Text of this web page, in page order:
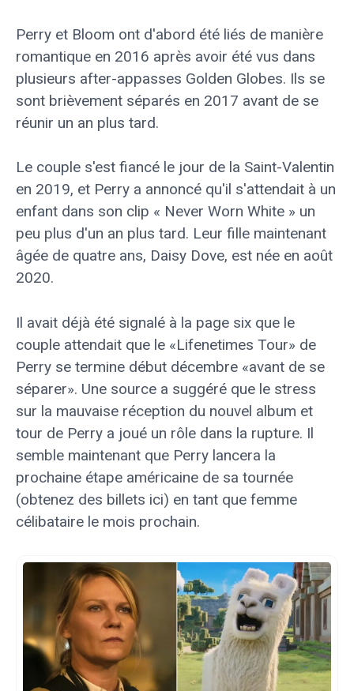
Perry et Bloom ont d'abord été liés de manière
romantique en 2016 après avoir été vus dans
plusieurs after-appasses Golden Globes. Ils se
sont brièvement séparés en 2017 avant de se
réunir un an plus tard.
Le couple s'est fiancé le jour de la Saint-Valentin
en 2019, et Perry a annoncé qu'il s'attendait à un
enfant dans son clip « Never Worn White » un
peu plus d'un an plus tard. Leur fille maintenant
âgée de quatre ans, Daisy Dove, est née en août
2020.
Il avait déjà été signalé à la page six que le
couple attendait que le «Lifenetimes Tour» de
Perry se termine début décembre «avant de se
séparer». Une source a suggéré que le stress
sur la mauvaise réception du nouvel album et
tour de Perry a joué un rôle dans la rupture. Il
semble maintenant que Perry lancera la
prochaine étape américaine de sa tournée
(obtenez des billets ici) en tant que femme
célibataire le mois prochain.